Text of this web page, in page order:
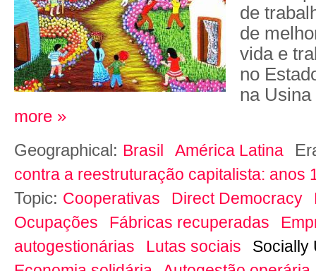
de
de
vida e
no
na
more »
Geographical: Brasil América Latina
contra a reestruturação capitalista: anos
Topic: Cooperativas Direct Democracy
Ocupações
Fábricas recuperadas
autogestionárias
Lutas sociais
Socially